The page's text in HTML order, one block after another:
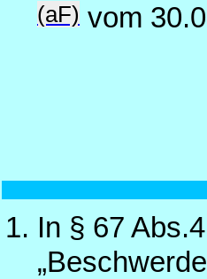
(aF) vom
In § 67